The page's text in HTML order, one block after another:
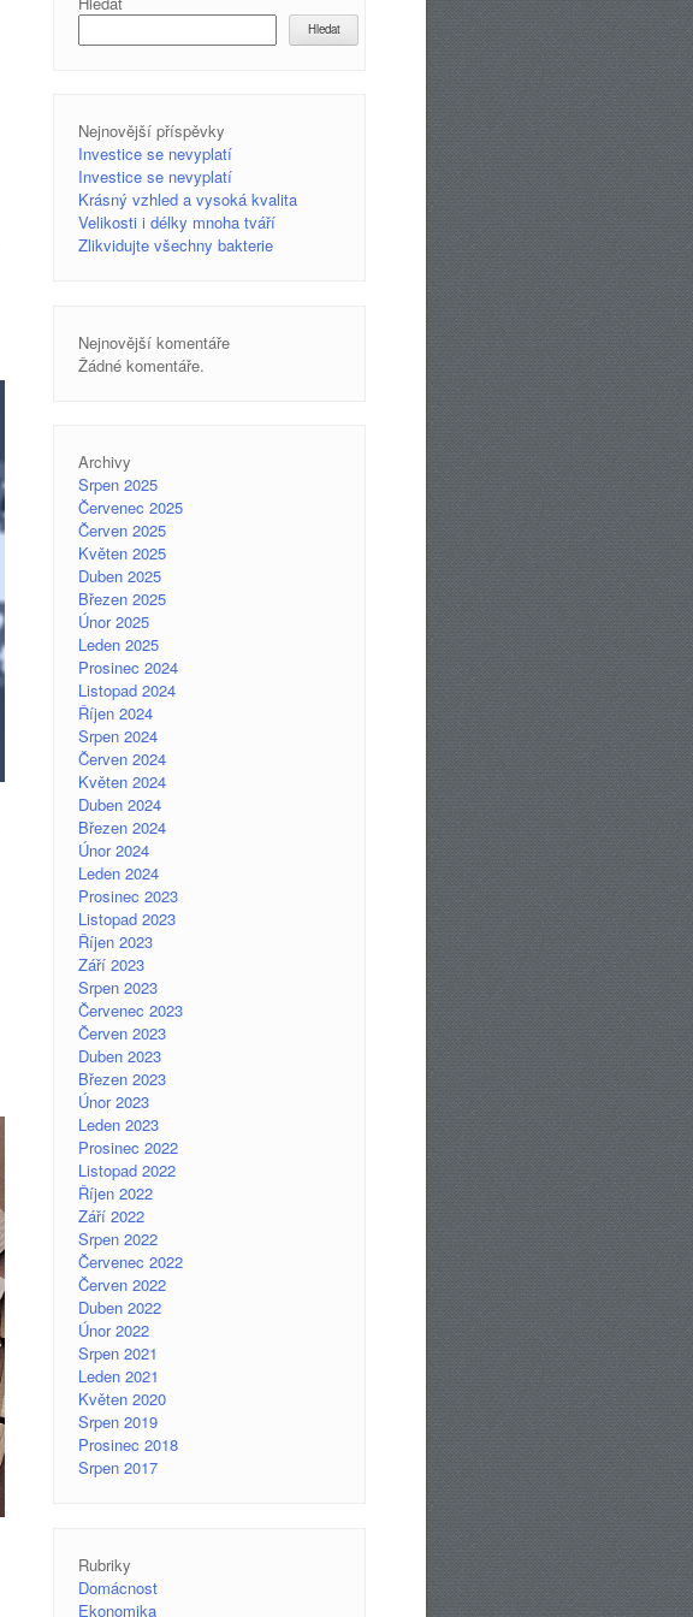
Hledat
Nejnovější příspěvky
Investice se nevyplatí
Investice se nevyplatí
Krásný vzhled a vysoká kvalita
Velikosti i délky mnoha tváří
Zlikvidujte všechny bakterie
Nejnovější komentáře
Žádné komentáře.
Archivy
Srpen 2025
Červenec 2025
Červen 2025
Květen 2025
Duben 2025
Březen 2025
Únor 2025
Leden 2025
Prosinec 2024
Listopad 2024
Říjen 2024
Srpen 2024
Červen 2024
Květen 2024
Duben 2024
Březen 2024
Únor 2024
Leden 2024
Prosinec 2023
Listopad 2023
Říjen 2023
Září 2023
Srpen 2023
Červenec 2023
Červen 2023
Duben 2023
Březen 2023
Únor 2023
Leden 2023
Prosinec 2022
Listopad 2022
Říjen 2022
Září 2022
Srpen 2022
Červenec 2022
Červen 2022
Duben 2022
Únor 2022
Srpen 2021
Leden 2021
Květen 2020
Srpen 2019
Prosinec 2018
Srpen 2017
Rubriky
Domácnost
Ekonomika